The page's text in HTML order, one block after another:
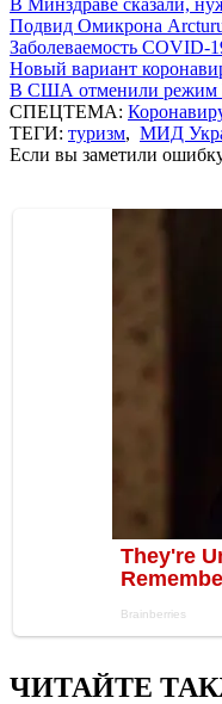
Подвид Омикрона
Заболеваемость COVID-
Новый вариант
В США отменили режим
СПЕЦТЕМА:
ТЕГИ: туризм, МИД
Если вы заметили
ЧИТАЙТЕ